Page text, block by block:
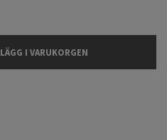
LÄGG I VARUKORGEN